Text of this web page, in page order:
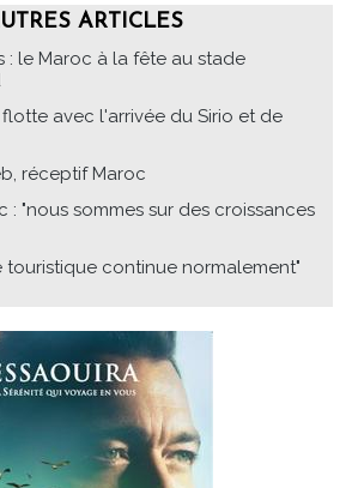
ARTICLES
: le Maroc à la fête au stade
flotte avec l'arrivée du Sirio et de
réceptif Maroc
: "nous sommes sur des croissances
touristique continue normalement"